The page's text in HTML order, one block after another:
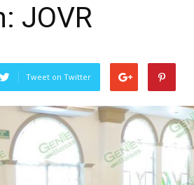
JOVR
Tweet on Twitter